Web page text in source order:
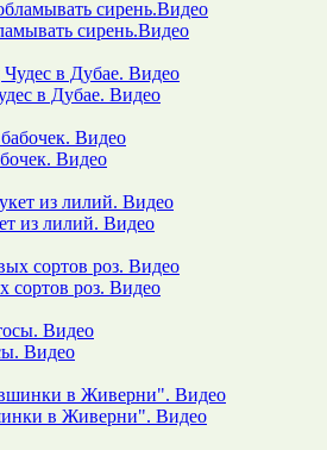
сирень.Видео
в Дубае. Видео
Видео
из лилий. Видео
сортов роз. Видео
Видео
в Живерни". Видео